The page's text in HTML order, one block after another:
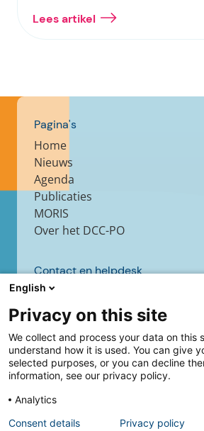
Lees artikel
Pagina's
Home
Nieuws
Agenda
Publicaties
MORIS
Over het DCC-PO
Contact en helpdesk
Contact
Helpdesk
Volg ons
English
Privacy on this site
We collect and process your data on this
understand how it is used. You can give
selected purposes, or you can decline
information, see our privacy policy.
Analytics
Consent details
Privacy policy